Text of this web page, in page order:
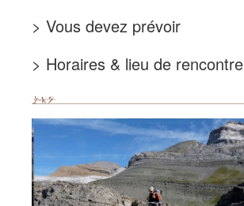
> Vous devez prévoir
> Horaires & lieu de rencontre